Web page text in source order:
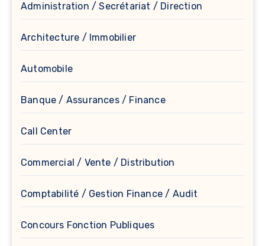
Administration / Secrétariat / Direction
Architecture / Immobilier
Automobile
Banque / Assurances / Finance
Call Center
Commercial / Vente / Distribution
Comptabilité / Gestion Finance / Audit
Concours Fonction Publiques